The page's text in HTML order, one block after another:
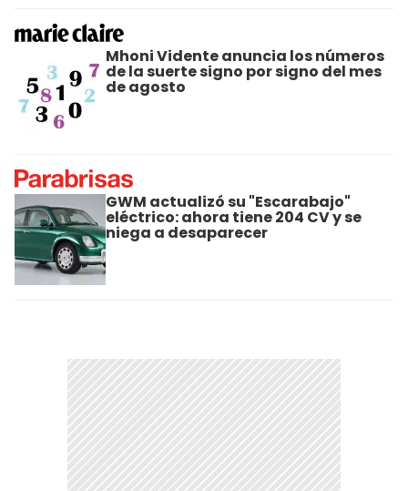
Mhoni Vidente anuncia los números
de la suerte signo por signo del mes
de agosto
GWM actualizó su "Escarabajo"
eléctrico: ahora tiene 204 CV y se
niega a desaparecer